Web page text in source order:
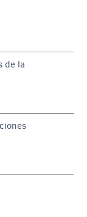
de la